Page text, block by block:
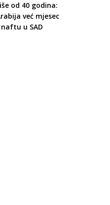
od 40 godina:
već mjesec
u SAD